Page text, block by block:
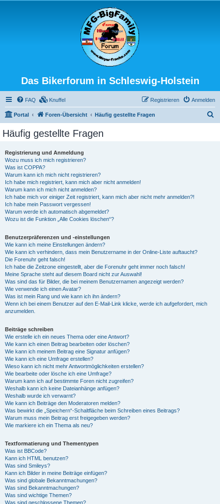
Das Bikerforum in Schleswig-Holstein
FAQ Knuffel Anmelden
Registrieren
Portal Foren-Übersicht Häufig gestellte Fragen
Häufig gestellte Fragen
Registrierung und Anmeldung
Wozu muss ich mich registrieren?
Was ist COPPA?
Warum kann ich mich nicht registrieren?
Ich habe mich registriert, kann mich aber nicht anmelden!
Warum kann ich mich nicht anmelden?
Ich habe mich vor einiger Zeit registriert, kann mich aber nicht mehr anmelden?!
Ich habe mein Passwort vergessen!
Warum werde ich automatisch abgemeldet?
Wozu ist die Funktion „Alle Cookies löschen“?
Benutzerpräferenzen und -einstellungen
Wie kann ich meine Einstellungen ändern?
Wie kann ich verhindern, dass mein Benutzername in der Online-Liste auftaucht?
Die Forenuhr geht falsch!
Ich habe die Zeitzone eingestellt, aber die Forenuhr geht immer noch falsch!
Meine Sprache steht auf diesem Board nicht zur Auswahl!
Was sind das für Bilder, die bei meinem Benutzernamen angezeigt werden?
Wie verwende ich einen Avatar?
Was ist mein Rang und wie kann ich ihn ändern?
Wenn ich bei einem Benutzer auf den E-Mail-Link klicke, werde ich aufgefordert, mich
anzumelden.
Beiträge schreiben
Wie erstelle ich ein neues Thema oder eine Antwort?
Wie kann ich einen Beitrag bearbeiten oder löschen?
Wie kann ich meinem Beitrag eine Signatur anfügen?
Wie kann ich eine Umfrage erstellen?
Wieso kann ich nicht mehr Antwortmöglichkeiten erstellen?
Wie bearbeite oder lösche ich eine Umfrage?
Warum kann ich auf bestimmte Foren nicht zugreifen?
Weshalb kann ich keine Dateianhänge anfügen?
Weshalb wurde ich verwarnt?
Wie kann ich Beiträge den Moderatoren melden?
Was bewirkt die „Speichern“-Schaltfläche beim Schreiben eines Beitrags?
Warum muss mein Beitrag erst freigegeben werden?
Wie markiere ich ein Thema als neu?
Textformatierung und Thementypen
Was ist BBCode?
Kann ich HTML benutzen?
Was sind Smileys?
Kann ich Bilder in meine Beiträge einfügen?
Was sind globale Bekanntmachungen?
Was sind Bekanntmachungen?
Was sind wichtige Themen?
Was sind geschlossene Themen?